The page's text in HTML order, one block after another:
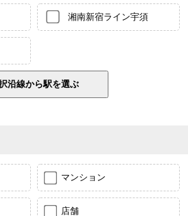
湘南新宿ライン宇須
マンション
店舗